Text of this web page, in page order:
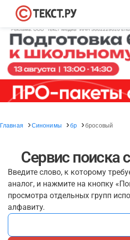
Главная Синонимы бр бросовый
Сервис поиска
Введите слово, к которому
аналог, и нажмите на кнопку
просмотра отдельных групп
алфавиту.